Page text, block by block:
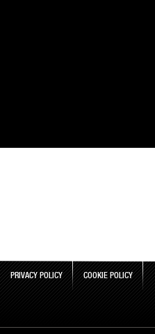
PRIVACY POLICY COOKIE POLICY